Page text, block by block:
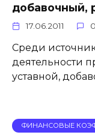
добавочный,
17.06.2011 0
Среди
деятельности
уставной,
ФИНАНСОВЫЕ